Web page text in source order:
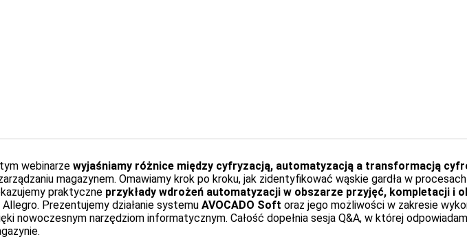
webinarzewyjaśniamy różnice między cyfryzacją, automatyzacją a transformacją
magazynem. Omawiamy krok po kroku, jak zidentyfikować wąskie gardła w
praktyczne przykłady wdrożeń automatyzacji w obszarze przyjęć, kompletacji i
Allegro. Prezentujemy działanie systemuAVOCADO Soft oraz jego możliwości w zakresie
nowoczesnym narzędziom informatycznym. Całość dopełnia sesja Q&A, w której